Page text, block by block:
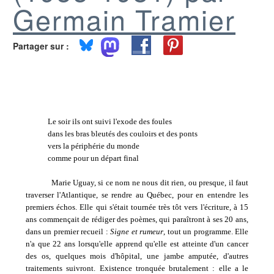
Germain Tramier
Partager sur :
Le soir ils ont suivi l'exode des foules
dans les bras bleutés des couloirs et des ponts
vers la périphérie du monde
comme pour un départ final
Marie Uguay, si ce nom ne nous dit rien, ou presque, il faut
traverser l'Atlantique, se rendre au Québec, pour en entendre les
premiers échos. Elle qui s'était tournée très tôt vers l'écriture, à 15
ans commençait de rédiger des poèmes, qui paraîtront à ses 20 ans,
dans un premier recueil :Signe et rumeur, tout un programme. Elle
n'a que 22 ans lorsqu'elle apprend qu'elle est atteinte d'un cancer
des os, quelques mois d'hôpital, une jambe amputée, d'autres
traitements suivront. Existence tronquée brutalement : elle a le